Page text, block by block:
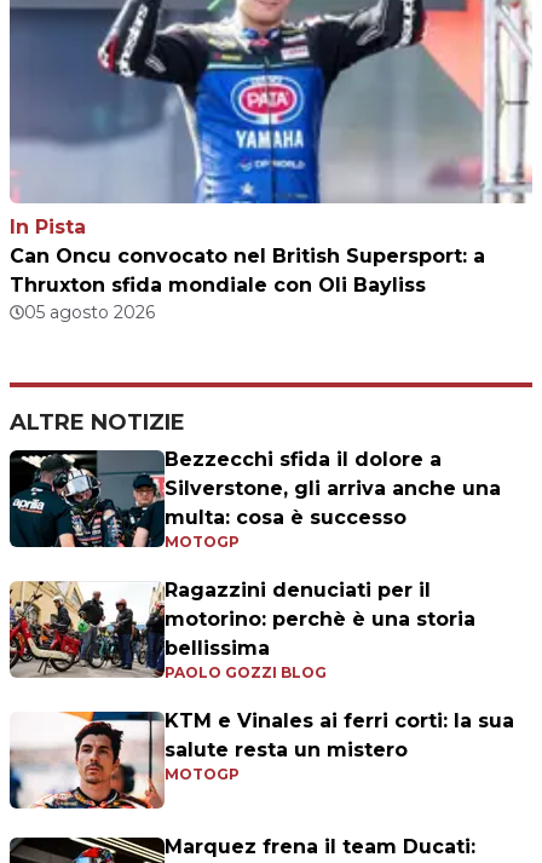
In Pista
Can Oncu convocato nel British Supersport: a
Thruxton sfida mondiale con Oli Bayliss
05 agosto 2026
ALTRE NOTIZIE
Bezzecchi sfida il dolore a
Silverstone, gli arriva anche una
multa: cosa è successo
MOTOGP
Ragazzini denuciati per il
motorino: perchè è una storia
bellissima
PAOLO GOZZI BLOG
KTM e Vinales ai ferri corti: la sua
salute resta un mistero
MOTOGP
Marquez frena il team Ducati: